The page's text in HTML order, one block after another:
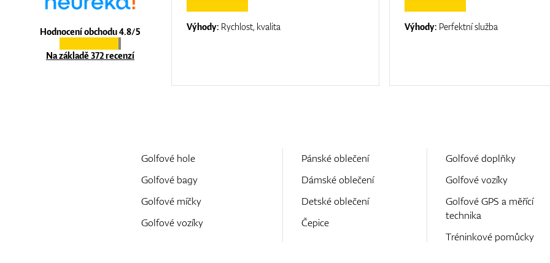
Hodnocení obchodu 4.8/5
Na základě 372 recenzí
Výhody: Rychlost, kvalita Výhody: Perfektní služba
Golfové hole
Golfové bagy
Golfové míčky
Golfové vozíky
Pánské oblečení
Dámské oblečení
Detské oblečení
Čepice
Golfové doplňky
Golfové vozíky
Golfové GPS a měřící
technika
Tréninkové pomůcky